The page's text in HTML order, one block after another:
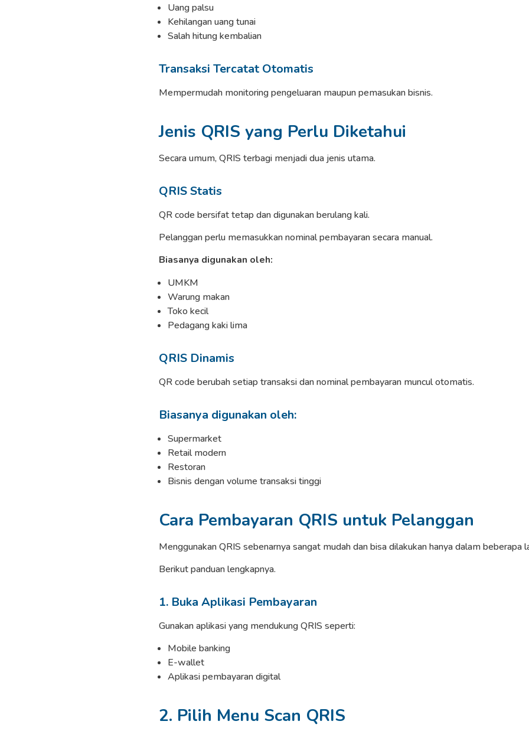
Uang palsu
Kehilangan uang tunai
Salah hitung kembalian
Transaksi Tercatat Otomatis
Mempermudah monitoring pengeluaran maupun pemasukan bisnis.
Jenis QRIS yang Perlu Diketahui
Secara umum, QRIS terbagi menjadi dua jenis utama.
QRIS Statis
QR code bersifat tetap dan digunakan berulang kali.
Pelanggan perlu memasukkan nominal pembayaran secara manual.
Biasanya digunakan oleh:
UMKM
Warung makan
Toko kecil
Pedagang kaki lima
QRIS Dinamis
QR code berubah setiap transaksi dan nominal pembayaran muncul otomatis.
Biasanya digunakan oleh:
Supermarket
Retail modern
Restoran
Bisnis dengan volume transaksi tinggi
Cara Pembayaran QRIS untuk Pelanggan
Menggunakan QRIS sebenarnya sangat mudah dan bisa dilakukan hanya dalam beberapa
Berikut panduan lengkapnya.
1. Buka Aplikasi Pembayaran
Gunakan aplikasi yang mendukung QRIS seperti:
Mobile banking
E-wallet
Aplikasi pembayaran digital
2. Pilih Menu Scan QRIS